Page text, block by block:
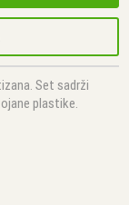
Set sadrži
plastike.